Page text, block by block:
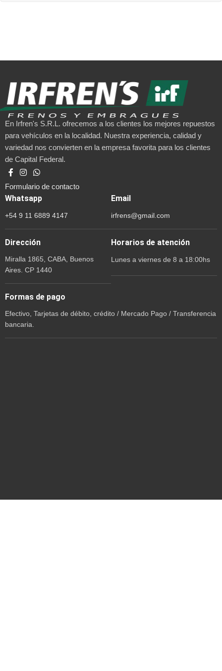
En Irfren's S.R.L. ofrecemos a los clientes los mejores repuestos
para vehículos en la localidad. Nuestra experiencia, calidad y
variedad nos convierten en la empresa favorita para los clientes
de Capital Federal.
Formulario de contacto
Whatsapp
+54 9 11 6889 4147
Email
irfrens@gmail.com
Dirección
Miralla 1865, CABA, Buenos
Aires. CP 1440
Horarios de atención
Lunes a viernes de 8 a 18:00hs
Formas de pago
Efectivo, Tarjetas de débito, crédito / Mercado Pago / Transferencia
bancaria.